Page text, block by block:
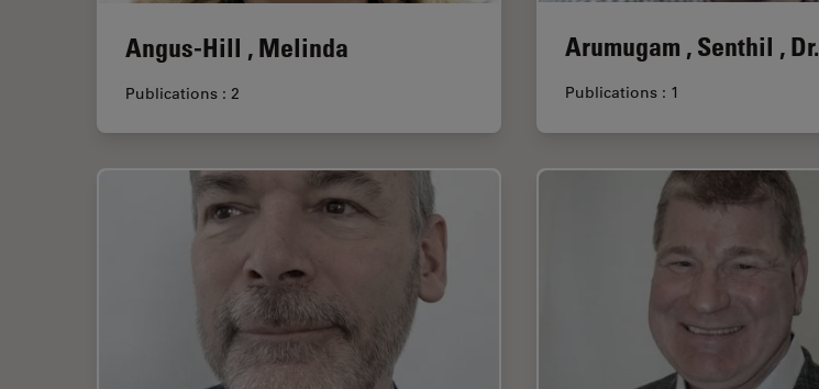
Angus-Hill , Melinda
Publications : 2
Arumugam , Senthil , Dr.
Publications : 1